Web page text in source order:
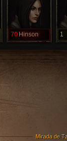
70 Hinson 1
Mirada de